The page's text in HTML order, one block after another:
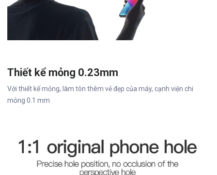
Thiết kể mỏng 0.23mm
Với thiết kế mỏng, làm tôn thêm vẻ đẹp của máy, cạnh viện chi
mỏng 0.1 mm